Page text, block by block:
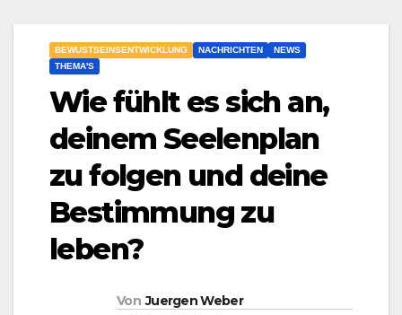
BEWUSTSEINSENTWICKLUNG NACHRICHTEN
NEWS
THEMA'S
Wie fühlt es sich an,
deinem Seelenplan
zu folgen und deine
Bestimmung zu
leben?
Von Juergen Weber